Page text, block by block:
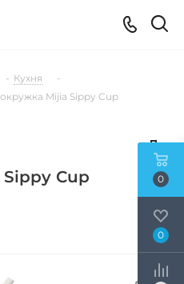
- Кухня
-
Mijia Sippy Cup
Cup
0
0